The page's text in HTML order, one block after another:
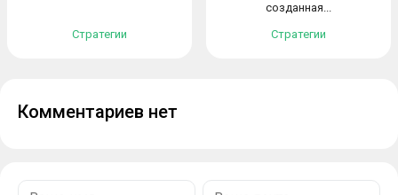
Стратегии
созданная...
Стратегии
Комментариев нет